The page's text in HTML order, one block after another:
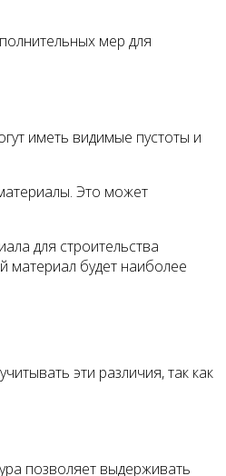
мер для
иметь видимые пустоты и
Это может
для строительства
материал будет наиболее
эти различия, так как
позволяет выдерживать